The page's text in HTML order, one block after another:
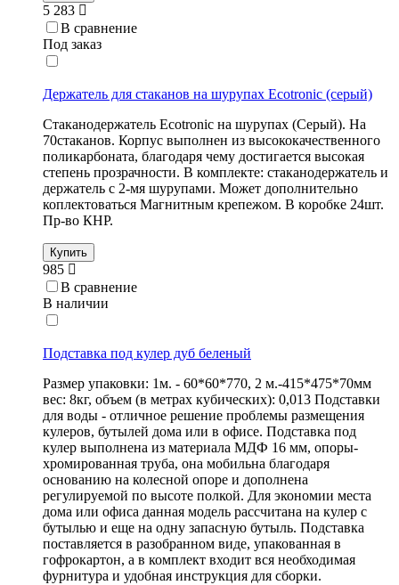
5 283
В сравнение
Под заказ
Держатель для стаканов на шурупах Ecotronic (серый)
Стаканодержатель Ecotronic на шурупах (Серый). На
70стаканов. Корпус выполнен из высококачественного
поликарбоната, благодаря чему достигается высокая
степень прозрачности. В комплекте: стаканодержатель и
держатель с 2-мя шурупами. Может дополнительно
коплектоваться Магнитным крепежом. В коробке 24шт.
Пр-во КНР.
Купить
985
В сравнение
В наличии
Подставка под кулер дуб беленый
Размер упаковки: 1м. - 60*60*770, 2 м.-415*475*70мм
вес: 8кг, объем (в метрах кубических): 0,013 Подставки
для воды - отличное решение проблемы размещения
кулеров, бутылей дома или в офисе. Подставка под
кулер выполнена из материала МДФ 16 мм, опоры-
хромированная труба, она мобильна благодаря
основанию на колесной опоре и дополнена
регулируемой по высоте полкой. Для экономии места
дома или офиса данная модель рассчитана на кулер с
бутылью и еще на одну запасную бутыль. Подставка
поставляется в разобранном виде, упакованная в
гофрокартон, а в комплект входит вся необходимая
фурнитура и удобная инструкция для сборки.